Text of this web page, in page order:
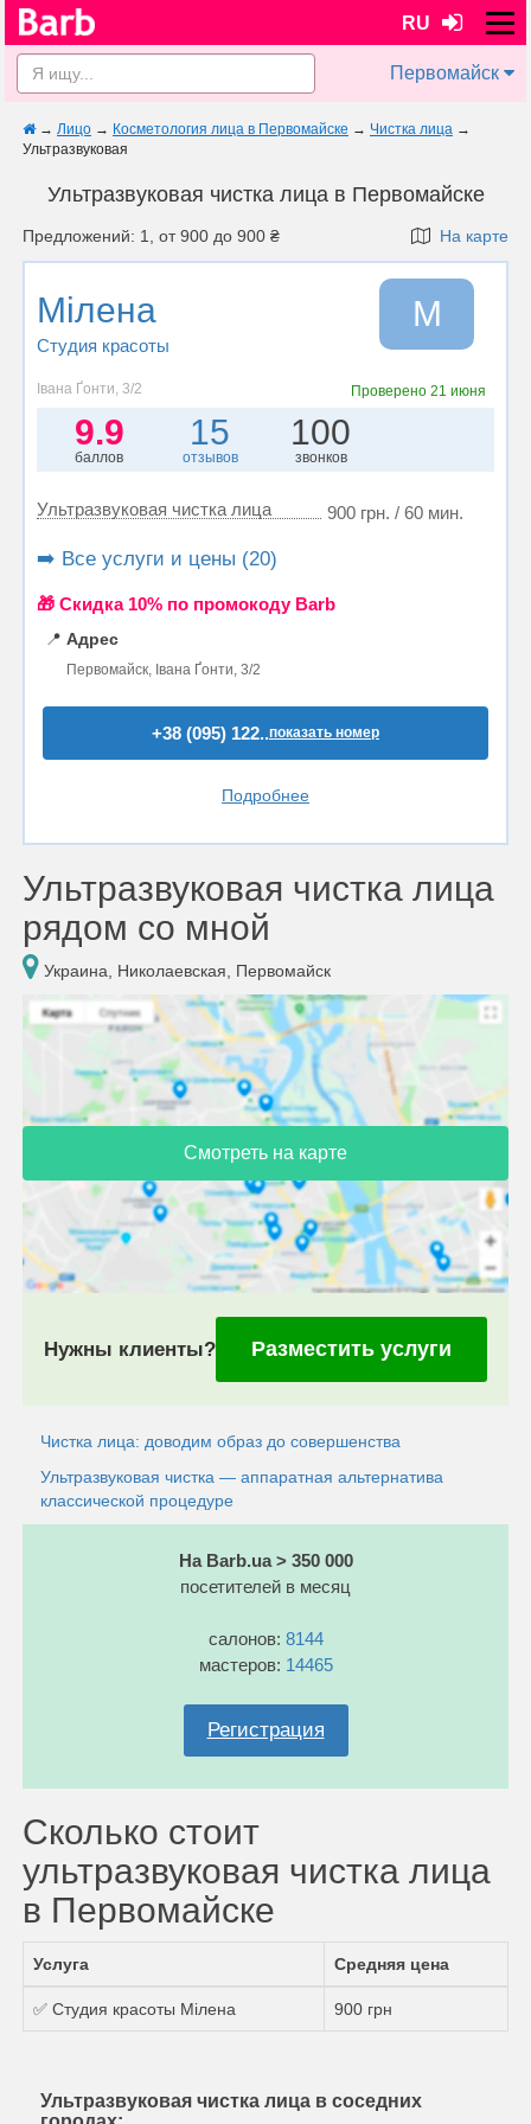
RU
Первомайск
→ Лицо → Косметология лица в Первомайске → Чистка лица →
Ультразвуковая
Ультразвуковая чистка лица в Первомайске
Предложений: 1, от 900 до 900 ₴ На карте
Мілена
Студия красоты
М
Івана Ґонти, 3/2 Проверено 21 июня
9.9
баллов
15
отзывов
100
звонков
Ультразвуковая чистка лица 900 грн. / 60 мин.
➡️ Все услуги и цены (20)
🎁 Cкидка 10% по промокоду Barb
📍 Адрес
Первомайск, Івана Ґонти, 3/2
+38 (095) 122..показать номер
Подробнее
Ультразвуковая чистка лица
рядом со мной
Украина, Николаевская, Первомайск
Смотреть на карте
Нужны клиенты? Разместить услуги
Чистка лица: доводим образ до совершенства
Ультразвуковая чистка — аппаратная альтернатива
классической процедуре
На Barb.ua > 350 000
посетителей в месяц
салонов: 8144
мастеров: 14465
Регистрация
Сколько стоит
ультразвуковая чистка лица
в Первомайске
Услуга Средняя цена
✅ Студия красоты Мілена 900 грн
Ультразвуковая чистка лица в соседних